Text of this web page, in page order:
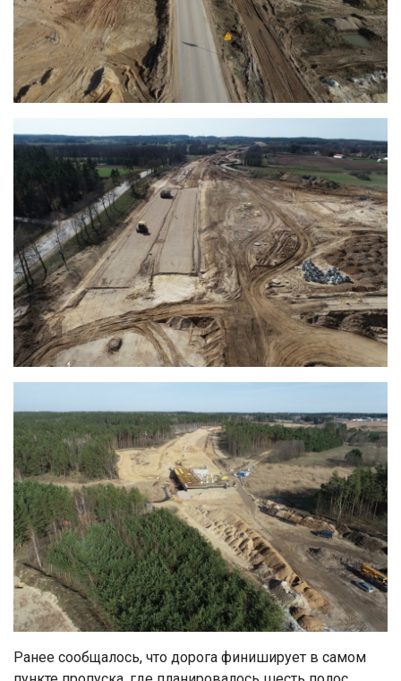
Ранее сообщалось, что дорога финиширует в самом